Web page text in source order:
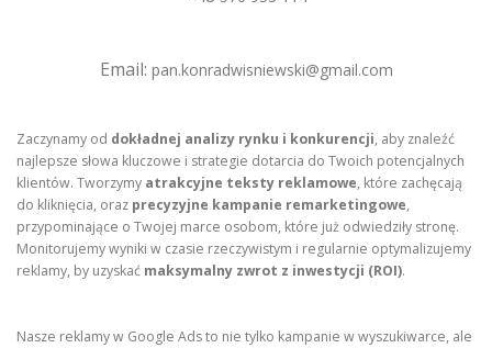
Email: pan.konradwisniewski@gmail.com
Zaczynamy od dokładnej analizy rynku i konkurencji, aby znaleźć
najlepsze słowa kluczowe i strategie dotarcia do Twoich potencjalnych
klientów. Tworzymy atrakcyjne teksty reklamowe, które zachęcają
do kliknięcia, oraz precyzyjne kampanie remarketingowe,
przypominające o Twojej marce osobom, które już odwiedziły stronę.
Monitorujemy wyniki w czasie rzeczywistym i regularnie optymalizujemy
reklamy, by uzyskać maksymalny zwrot z inwestycji (ROI).
Nasze reklamy w Google Ads to nie tylko kampanie w wyszukiwarce, ale